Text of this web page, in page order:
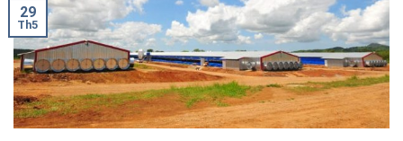
29
Th5